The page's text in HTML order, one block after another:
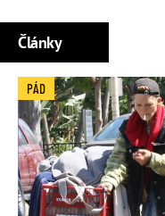
Články
PÁD